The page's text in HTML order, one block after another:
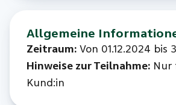
Allgemeine
Zeitraum:Von 01.12.2024 bis
Hinweise zur Teilnahme:Nur
Kund:in